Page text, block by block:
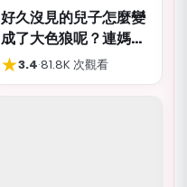
好久沒見的兒子怎麼變
成了大色狼呢？連媽媽
都想上？！
★3.4·81.8K 次觀看